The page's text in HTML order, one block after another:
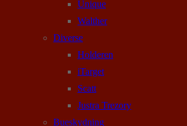
Unique
Walther
Diverse
Holderen
iTarget
Scatt
Justra Trezory
Bueskydning